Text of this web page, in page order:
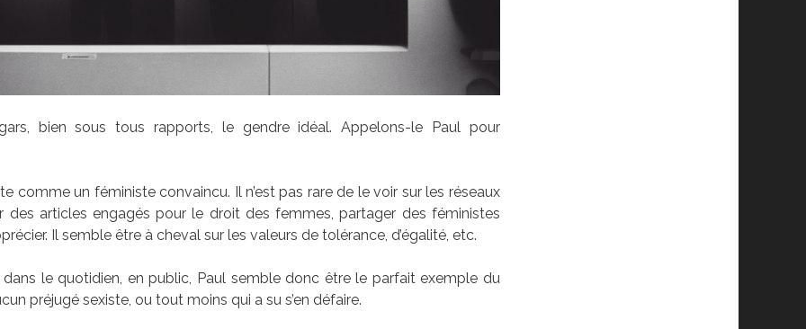
bien sous tous rapports, le gendre idéal. Appelons-le Paul pour
comme un féministe convaincu. Il n’est pas rare de le voir sur les réseaux
des articles engagés pour le droit des femmes, partager des féministes
Il semble être à cheval sur les valeurs de tolérance, d’égalité, etc.
dans le quotidien, en public, Paul semble donc être le parfait exemple du
préjugé sexiste, ou tout moins qui a su s’en défaire.